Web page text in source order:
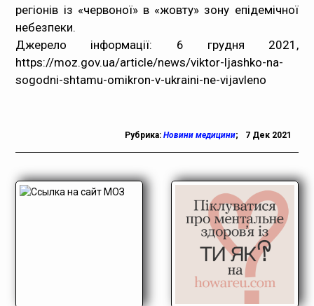
регіонів із «червоної» в «жовту» зону епідемічної
небезпеки.
Джерело інформації: 6 грудня 2021,
https://moz.gov.ua/article/news/viktor-ljashko-na-
sogodni-shtamu-omikron-v-ukraini-ne-vijavleno
Рубрика: Новини медицини; 7 Дек 2021